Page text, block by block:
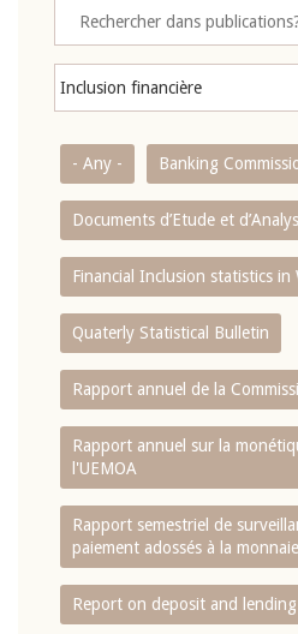
- Any - Banking
Documents d’Etude et
Financial Inclusion statistics in
Quaterly Statistical Bulletin
Rapport annuel de la
Rapport annuel sur la
l'UEMOA
Rapport semestriel de
paiement adossés à la
Report on deposit and